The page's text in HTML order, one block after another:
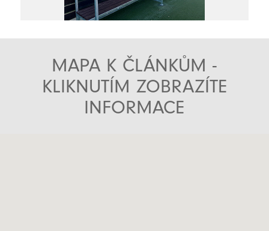
MAPA K ČLÁNKŮM -
KLIKNUTÍM ZOBRAZÍTE
INFORMACE